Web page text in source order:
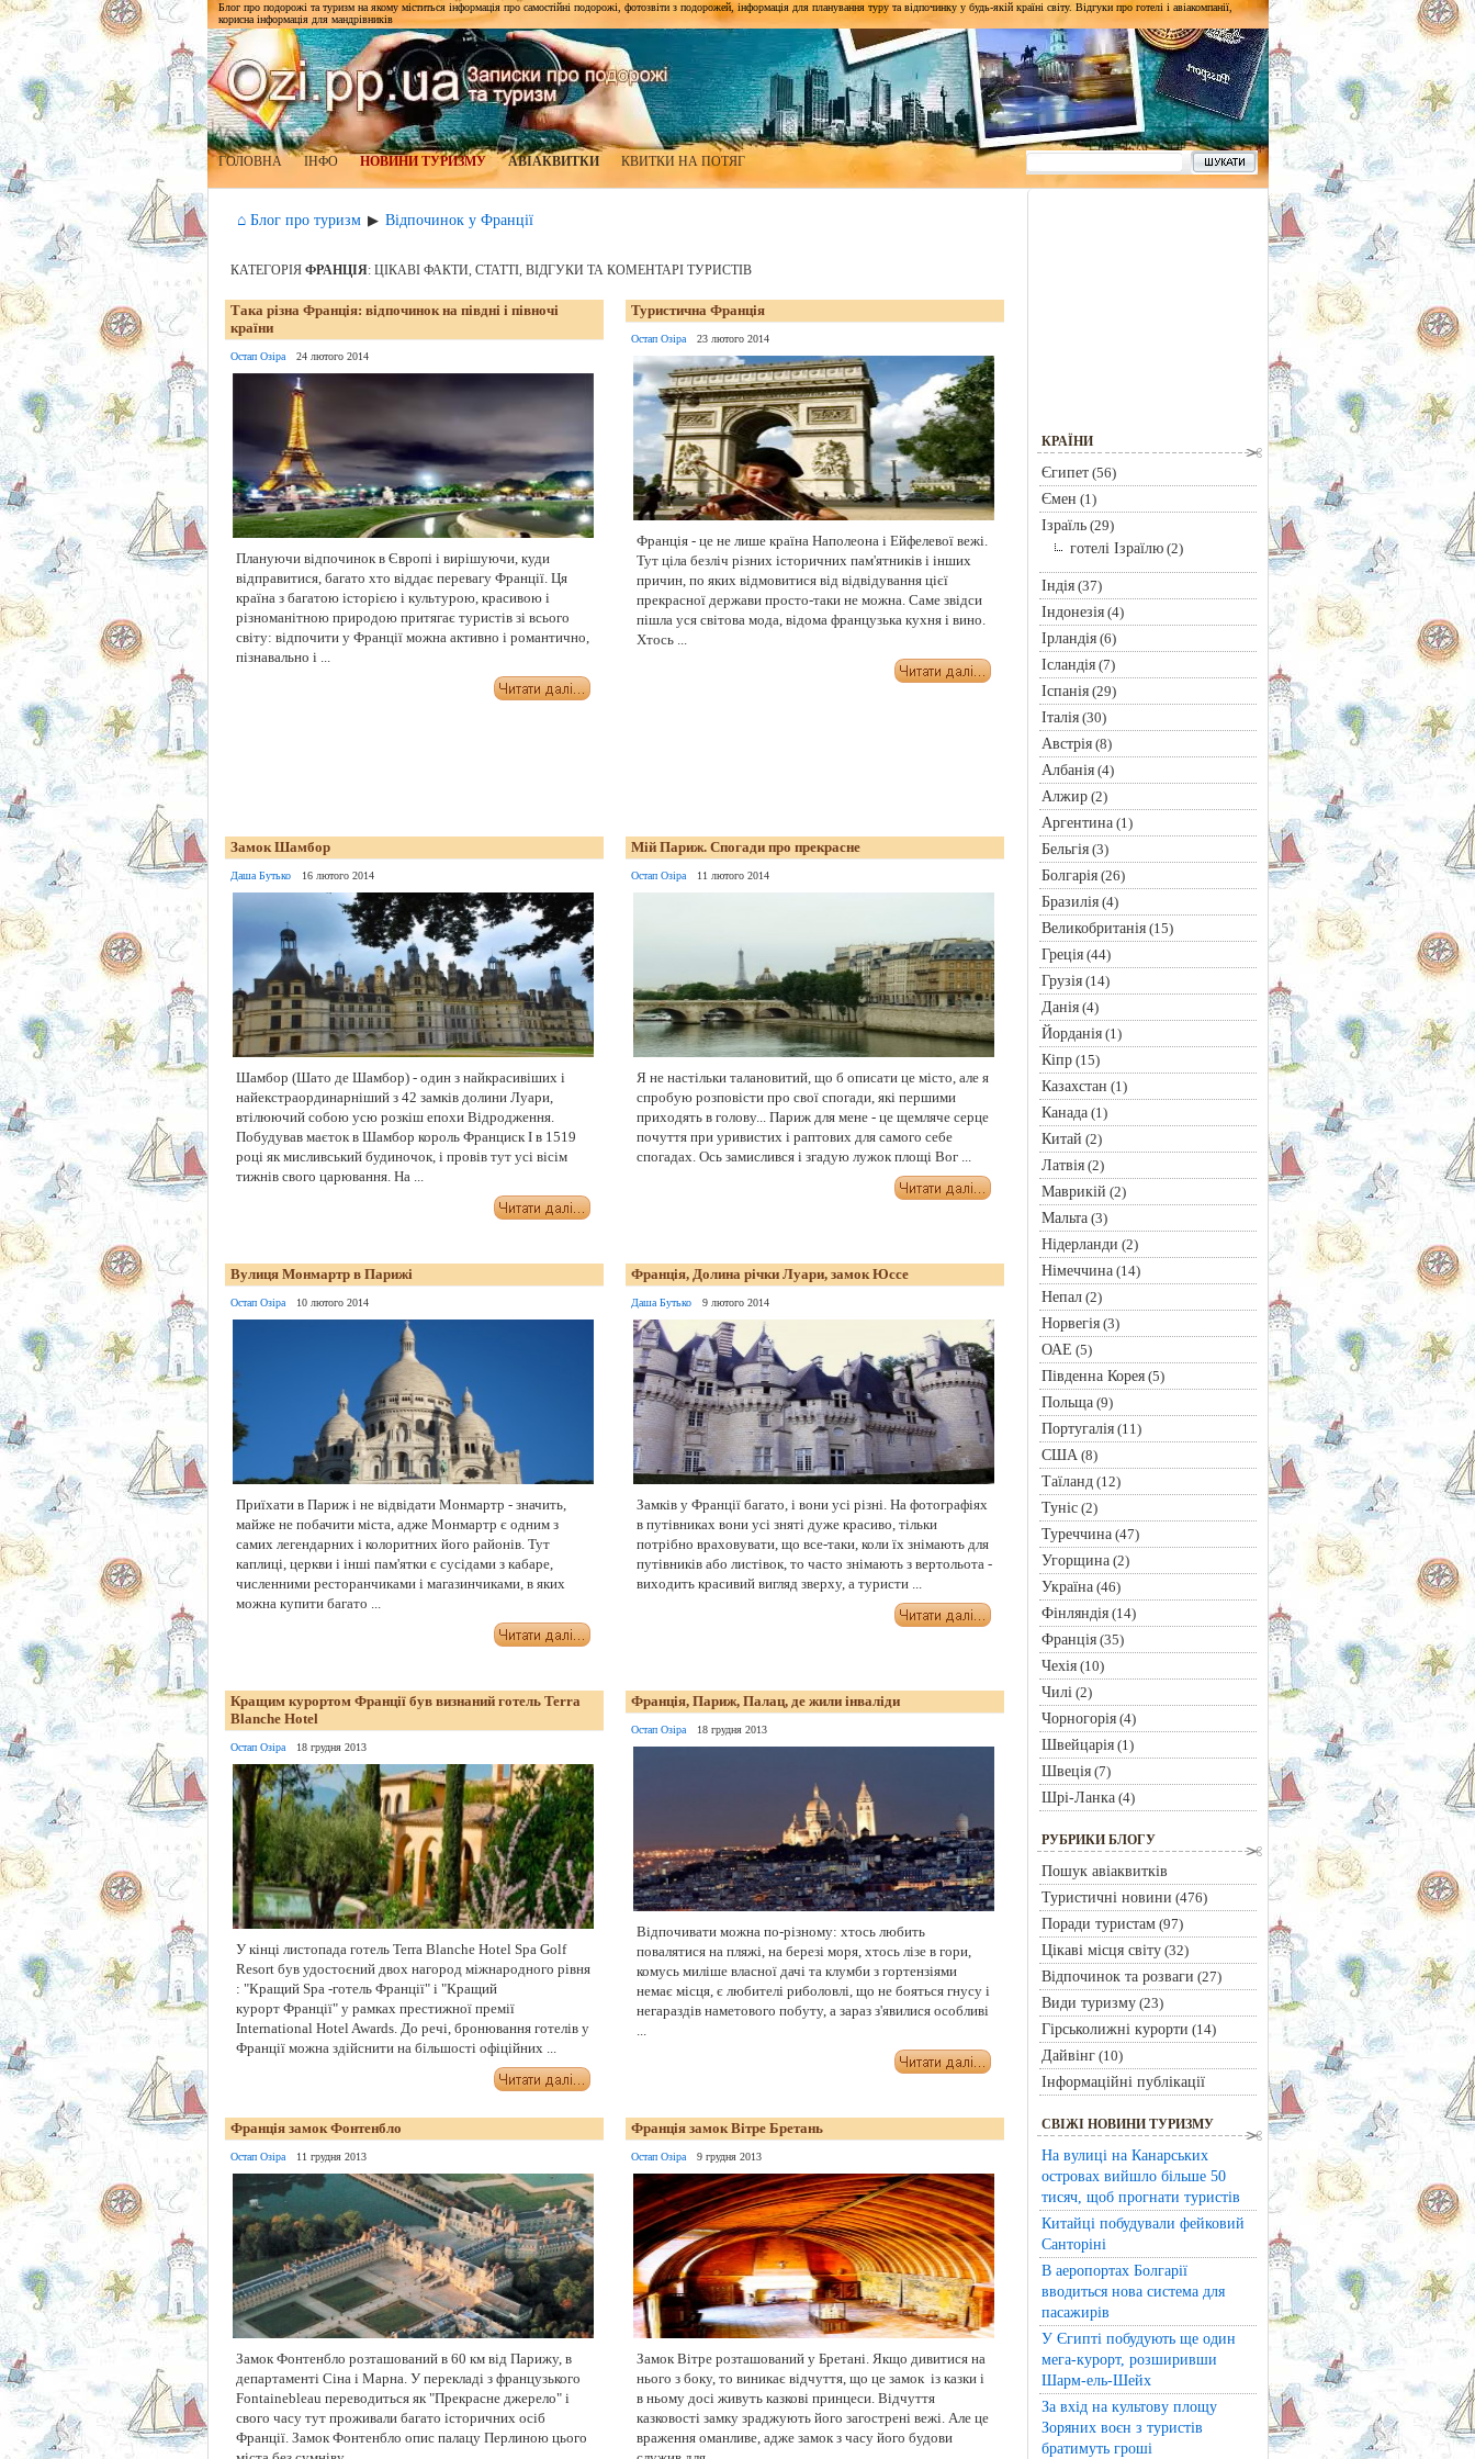
Блог про подорожі та туризм на якому міститься інформація про самостійні подорожі, фотозвіти з подорожей, інформація для планування туру та відпочинку у будь-якій країні світу. Відгуки про готелі і авіакомпанії,
корисна інформація для мандрівників
ГОЛОВНА ІНФО НОВИНИ ТУРИЗМУ АВІАКВИТКИ КВИТКИ НА ПОТЯГ
⌂ Блог про туризм ▶ Відпочинок у Франції
КАТЕГОРІЯ ФРАНЦІЯ: ЦІКАВІ ФАКТИ, СТАТТІ, ВІДГУКИ ТА КОМЕНТАРІ ТУРИСТІВ
Така різна Франція: відпочинок на півдні і півночі
країни
Остап Озіра 24 лютого 2014
Плануючи відпочинок в Європі і вирішуючи, куди
відправитися, багато хто віддає перевагу Франції. Ця
країна з багатою історією і культурою, красивою і
різноманітною природою притягає туристів зі всього
світу: відпочити у Франції можна активно і романтично,
пізнавально і ...
Туристична Франція
Остап Озіра 23 лютого 2014
Франція - це не лише країна Наполеона і Ейфелевої вежі.
Тут ціла безліч різних історичних пам'ятників і інших
причин, по яких відмовитися від відвідування цієї
прекрасної держави просто-таки не можна. Саме звідси
пішла уся світова мода, відома французька кухня і вино.
Хтось ...
Замок Шамбор
Даша Бутько 16 лютого 2014
Шамбор (Шато де Шамбор) - один з найкрасивіших і
найекстраординарніший з 42 замків долини Луари,
втілюючий собою усю розкіш епохи Відродження.
Побудував маєток в Шамбор король Франциск I в 1519
році як мисливський будиночок, і провів тут усі вісім
тижнів свого царювання. На ...
Мій Париж. Спогади про прекрасне
Остап Озіра 11 лютого 2014
Я не настільки талановитий, що б описати це місто, але я
спробую розповісти про свої спогади, які першими
приходять в голову... Париж для мене - це щемляче серце
почуття при уривистих і раптових для самого себе
спогадах. Ось замислився і згадую лужок площі Вог ...
Вулиця Монмартр в Парижі
Остап Озіра 10 лютого 2014
Приїхати в Париж і не відвідати Монмартр - значить,
майже не побачити міста, адже Монмартр є одним з
самих легендарних і колоритних його районів. Тут
каплиці, церкви і інші пам'ятки є сусідами з кабаре,
численними ресторанчиками і магазинчиками, в яких
можна купити багато ...
Франція, Долина річки Луари, замок Юссе
Даша Бутько 9 лютого 2014
Замків у Франції багато, і вони усі різні. На фотографіях
в путівниках вони усі зняті дуже красиво, тільки
потрібно враховувати, що все-таки, коли їх знімають для
путівників або листівок, то часто знімають з вертольота -
виходить красивий вигляд зверху, а туристи ...
Кращим курортом Франції був визнаний готель Terra
Blanche Hotel
Остап Озіра 18 грудня 2013
У кінці листопада готель Terra Blanche Hotel Spa Golf
Resort був удостоєний двох нагород міжнародного рівня
: "Кращий Spa -готель Франції" і "Кращий
курорт Франції" у рамках престижної премії
International Hotel Awards. До речі, бронювання готелів у
Франції можна здійснити на більшості офіційних ...
Франція, Париж, Палац, де жили інваліди
Остап Озіра 18 грудня 2013
Відпочивати можна по-різному: хтось любить
повалятися на пляжі, на березі моря, хтось лізе в гори,
комусь миліше власної дачі та клумби з гортензіями
немає місця, є любителі риболовлі, що не бояться гнусу і
негараздів наметового побуту, а зараз з'явилися особливі
...
Франція замок Фонтенбло
Остап Озіра 11 грудня 2013
Замок Фонтенбло розташований в 60 км від Парижу, в
департаменті Сіна і Марна. У перекладі з французького
Fontainebleau переводиться як "Прекрасне джерело" і
свого часу тут проживали багато історичних осіб
Франції. Замок Фонтенбло опис палацу Перлиною цього
Франція замок Вітре Бретань
Остап Озіра 9 грудня 2013
Замок Вітре розташований у Бретані. Якщо дивитися на
нього з боку, то виникає відчуття, що це замок із казки і
в ньому досі живуть казкові принцеси. Відчуття
казковості замку зраджують його загострені вежі. Але це
враження оманливе, адже замок з часу його будови
КРАЇНИ
Єгипет(56)
Ємен (1)
Ізраїль(29)
готелі Ізраїлю(2)
Індія(37)
Індонезія(4)
Ірландія(6)
Ісландія(7)
Іспанія(29)
Італія(30)
Австрія(8)
Албанія(4)
Алжир(2)
Аргентина(1)
Бельгія(3)
Болгарія(26)
Бразилія(4)
Великобританія(15)
Греція(44)
Грузія(14)
Данія(4)
Йорданія(1)
Кіпр(15)
Казахстан (1)
Канада(1)
Китай (2)
Латвія(2)
Маврикій (2)
Мальта(3)
Нідерланди (2)
Німеччина(14)
Непал(2)
Норвегія(3)
ОАЕ (5)
Південна Корея(5)
Польща(9)
Португалія(11)
США(8)
Таїланд(12)
Туніс(2)
Туреччина(47)
Угорщина(2)
Україна(46)
Фінляндія(14)
Франція(35)
Чехія(10)
Чилі(2)
Чорногорія(4)
Швейцарія(1)
Швеція(7)
Шрі-Ланка(4)
РУБРИКИ БЛОГУ
Пошук авіаквитків
Туристичні новини (476)
Поради туристам(97)
Цікаві місця світу(32)
Відпочинок та розваги (27)
Види туризму(23)
Гірськолижні курорти (14)
Дайвінг(10)
Інформаційні публікації
СВІЖІ НОВИНИ ТУРИЗМУ
На вулиці на Канарських
островах вийшло більше 50
тисяч, щоб прогнати туристів
Китайці побудували фейковий
Санторіні
В аеропортах Болгарії
вводиться нова система для
пасажирів
У Єгипті побудують ще один
мега-курорт, розширивши
Шарм-ель-Шейх
За вхід на культову площу
Зоряних воєн з туристів
братимуть гроші